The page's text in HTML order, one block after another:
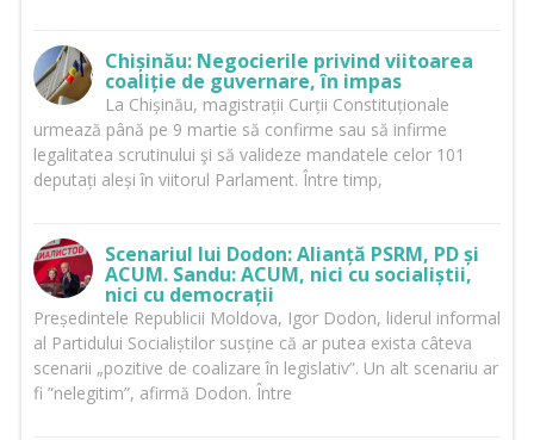
Chișinău: Negocierile privind viitoarea
coaliție de guvernare, în impas
La Chișinău, magistrații Curții Constituționale
urmează până pe 9 martie să confirme sau să infirme
legalitatea scrutinului şi să valideze mandatele celor 101
deputați aleși în viitorul Parlament. Între timp,
Scenariul lui Dodon: Alianță PSRM, PD și
ACUM. Sandu: ACUM, nici cu socialiștii,
nici cu democrații
Președintele Republicii Moldova, Igor Dodon, liderul informal
al Partidului Socialiștilor susține că ar putea exista câteva
scenarii „pozitive de coalizare în legislativ”. Un alt scenariu ar
fi ”nelegitim”, afirmă Dodon. Între